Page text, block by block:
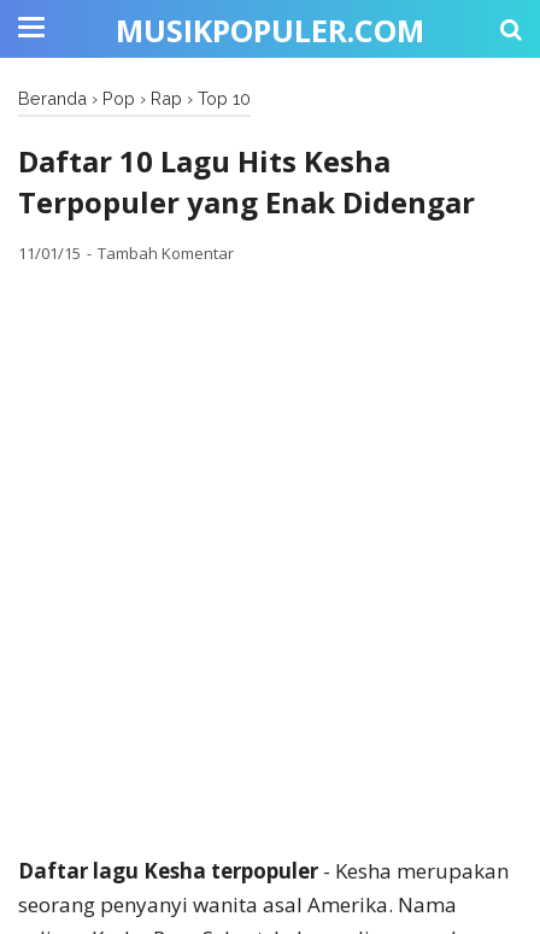
MUSIKPOPULER.COM
Beranda › Pop › Rap › Top 10
Daftar 10 Lagu Hits Kesha
Terpopuler yang Enak Didengar
11/01/15 Tambah Komentar
Daftar lagu Kesha terpopuler - Kesha merupakan
seorang penyanyi wanita asal Amerika. Nama